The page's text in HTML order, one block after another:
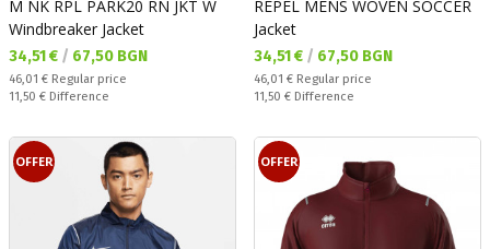
M NK RPL PARK20 RN JKT W
Windbreaker Jacket
Текуща цена:
34,51 € / 67,50 BGN
Regular price:
46,01 € Regular price
Спестявате:
11,50 € Difference
REPEL MENS WOVEN SOCCER
Jacket
Текуща цена:
34,51 € / 67,50 BGN
Regular price:
46,01 € Regular price
Спестявате:
11,50 € Difference
OFFER OFFER